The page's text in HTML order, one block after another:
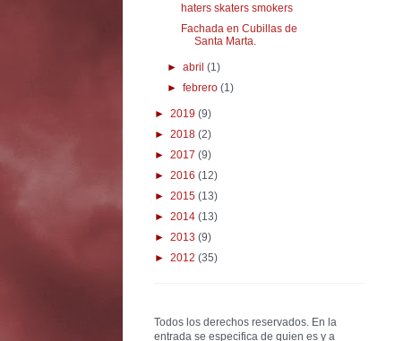
haters skaters smokers
Fachada en Cubillas de
Santa Marta.
►abril(1)
►febrero(1)
► 2019 (9)
► 2018 (2)
► 2017 (9)
► 2016 (12)
► 2015 (13)
► 2014 (13)
► 2013 (9)
► 2012 (35)
Todos los derechos reservados. En la
entrada se especifica de quien es y a